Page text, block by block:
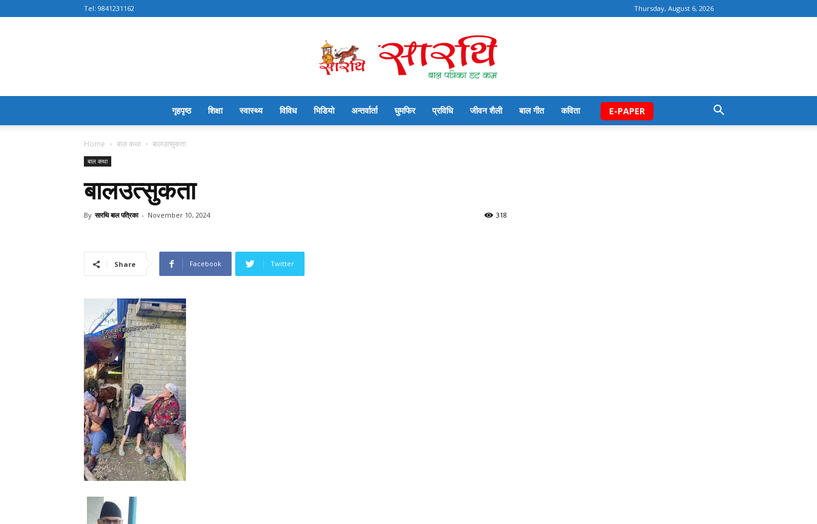
Thursday, August 6, 2026
Tel: 9841231162
गृहपृष्ठ शिक्षा स्वास्थ्य विविध भिडियो अन्तर्वार्ता घुमफिर प्रविधि जीवन शैली बाल गीत कविता E-PAPER
Home बाल कथा बालउत्सुकता
बाल कथा
बालउत्सुकता
By सारथि बाल पत्रिका - November 10, 2024 318
Share Facebook Twitter